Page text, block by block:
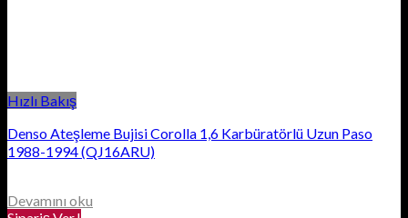
Hızlı Bakış
Denso Ateşleme Bujisi Corolla 1,6 Karbüratörlü Uzun Paso
1988-1994 (QJ16ARU)
Devamını oku